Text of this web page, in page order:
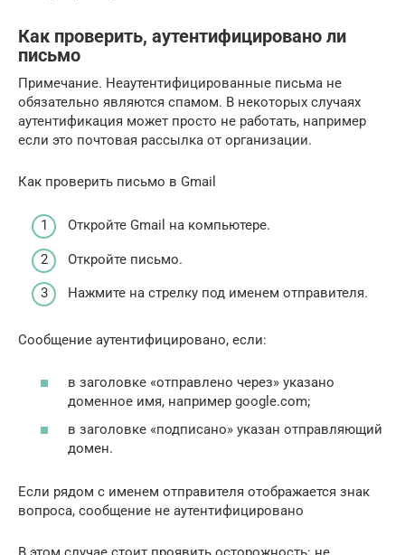
Как проверить, аутентифицировано ли
письмо
Примечание. Неаутентифицированные письма не
обязательно являются спамом. В некоторых случаях
аутентификация может просто не работать, например
если это почтовая рассылка от организации.
Как проверить письмо в Gmail
Откройте Gmail на компьютере.
Откройте письмо.
Нажмите на стрелку под именем отправителя.
Сообщение аутентифицировано, если:
в заголовке «отправлено через» указано
доменное имя, например google.com;
в заголовке «подписано» указан отправляющий
домен.
Если рядом с именем отправителя отображается знак
вопроса, сообщение не аутентифицировано